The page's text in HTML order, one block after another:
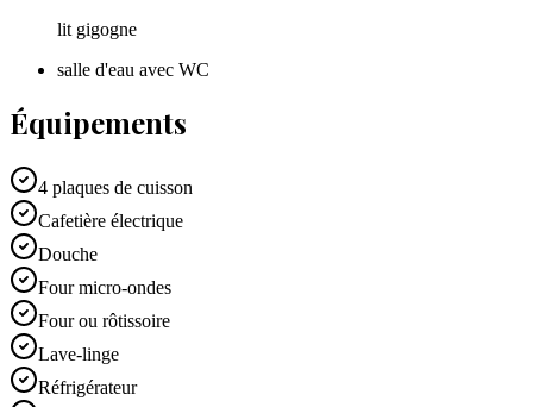
lit gigogne
salle d'eau avec WC
Équipements
4 plaques de cuisson
Cafetière électrique
Douche
Four micro-ondes
Four ou rôtissoire
Lave-linge
Réfrigérateur